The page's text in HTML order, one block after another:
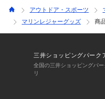
アウトドア・スポーツ
マリンレジャーグッズ
商
三井ショッピングパーク
全国の三井ショッピングパ
リ